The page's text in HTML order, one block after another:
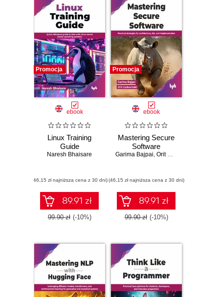
Promocja
ebook
Linux Training
Guide
Naresh Bhaisare
(46,15 zł najniższa cena z 30 dni)
89.91 zł
99.90 zł (-10%)
Promocja
ebook
Mastering Secure
Software
Garima Bajpai, Orit Golowinski
(46,15 zł najniższa cena z 30 dni)
89.91 zł
99.90 zł (-10%)